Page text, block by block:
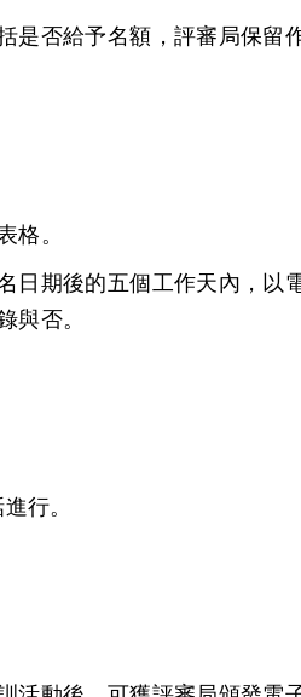
是否給予名額，評審局保留
格。
日期後的五個工作天內，以
與否。
行。